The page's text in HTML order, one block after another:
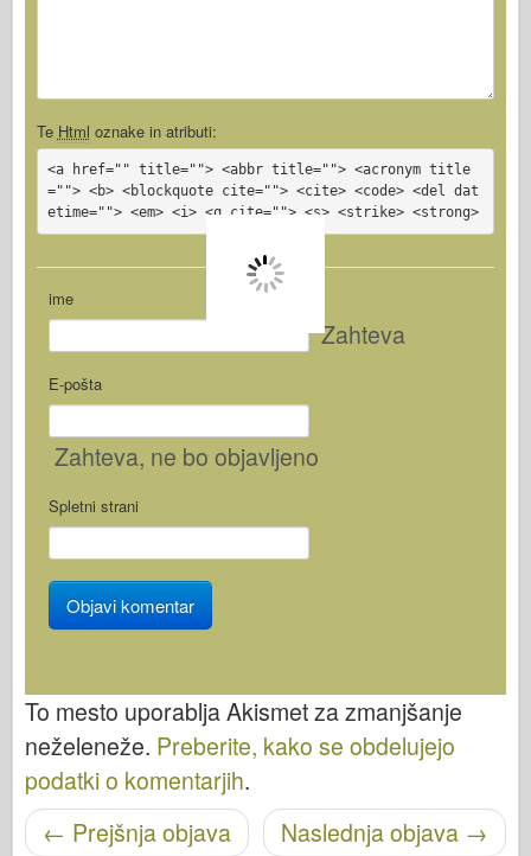
Te Html oznake in atributi:
<a href="" title=""> <abbr title=""> <acronym title
=""> <b> <blockquote cite=""> <cite> <code> <del dat
etime=""> <em> <i> <q cite=""> <s> <strike> <strong>
ime
Zahteva
E-pošta
Zahteva, ne bo objavljeno
Spletni strani
To mesto uporablja Akismet za zmanjšanje
neželeneže. Preberite, kako se obdelujejo
podatki o komentarjih.
Pošišci navigacijo Naslednja objava →
← Prejšnja objava